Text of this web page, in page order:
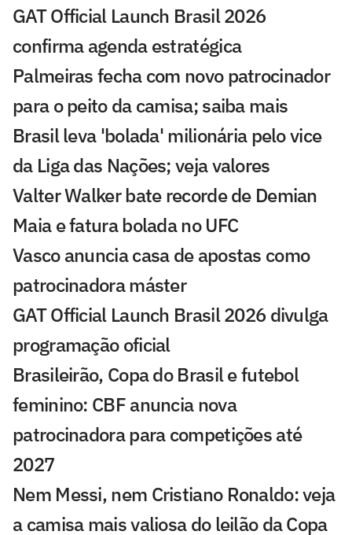
GAT Official Launch Brasil 2026
confirma agenda estratégica
Palmeiras fecha com novo patrocinador
para o peito da camisa; saiba mais
Brasil leva 'bolada' milionária pelo vice
da Liga das Nações; veja valores
Valter Walker bate recorde de Demian
Maia e fatura bolada no UFC
Vasco anuncia casa de apostas como
patrocinadora máster
GAT Official Launch Brasil 2026 divulga
programação oficial
Brasileirão, Copa do Brasil e futebol
feminino: CBF anuncia nova
patrocinadora para competições até
2027
Nem Messi, nem Cristiano Ronaldo: veja
a camisa mais valiosa do leilão da Copa